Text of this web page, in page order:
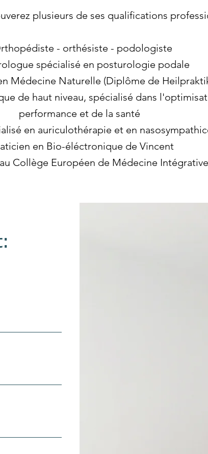
plusieurs de ses qualifications
- orthésiste - podologiste
spécialisé en posturologie podale
Médecine Naturelle (Diplôme de
de haut niveau, spécialisé dans
performance et de la santé
en auriculothérapie et en
en Bio-éléctronique de Vincent
Collège Européen de Médecine